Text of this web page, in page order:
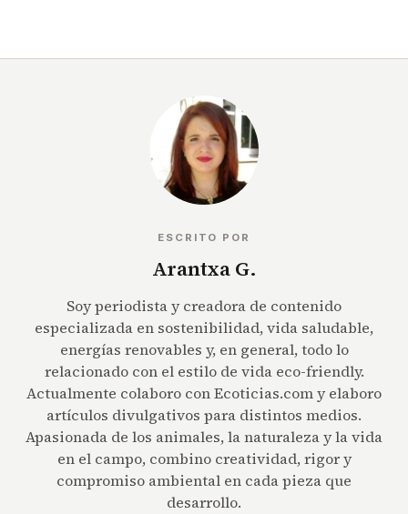
ESCRITO POR
Arantxa G.
Soy periodista y creadora de contenido
especializada en sostenibilidad, vida saludable,
energías renovables y, en general, todo lo
relacionado con el estilo de vida eco-friendly.
Actualmente colaboro con Ecoticias.com y elaboro
artículos divulgativos para distintos medios.
Apasionada de los animales, la naturaleza y la vida
en el campo, combino creatividad, rigor y
compromiso ambiental en cada pieza que
desarrollo.